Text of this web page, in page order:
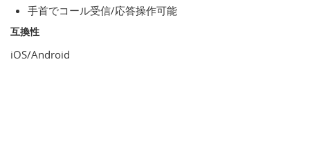
手首でコール受信/応答操作可能
互換性
iOS/Android